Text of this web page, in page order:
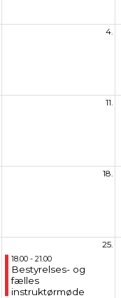
4.
11.
18.
25.
18.00 - 21.00
Bestyrelses- og
fælles
instruktørmøde